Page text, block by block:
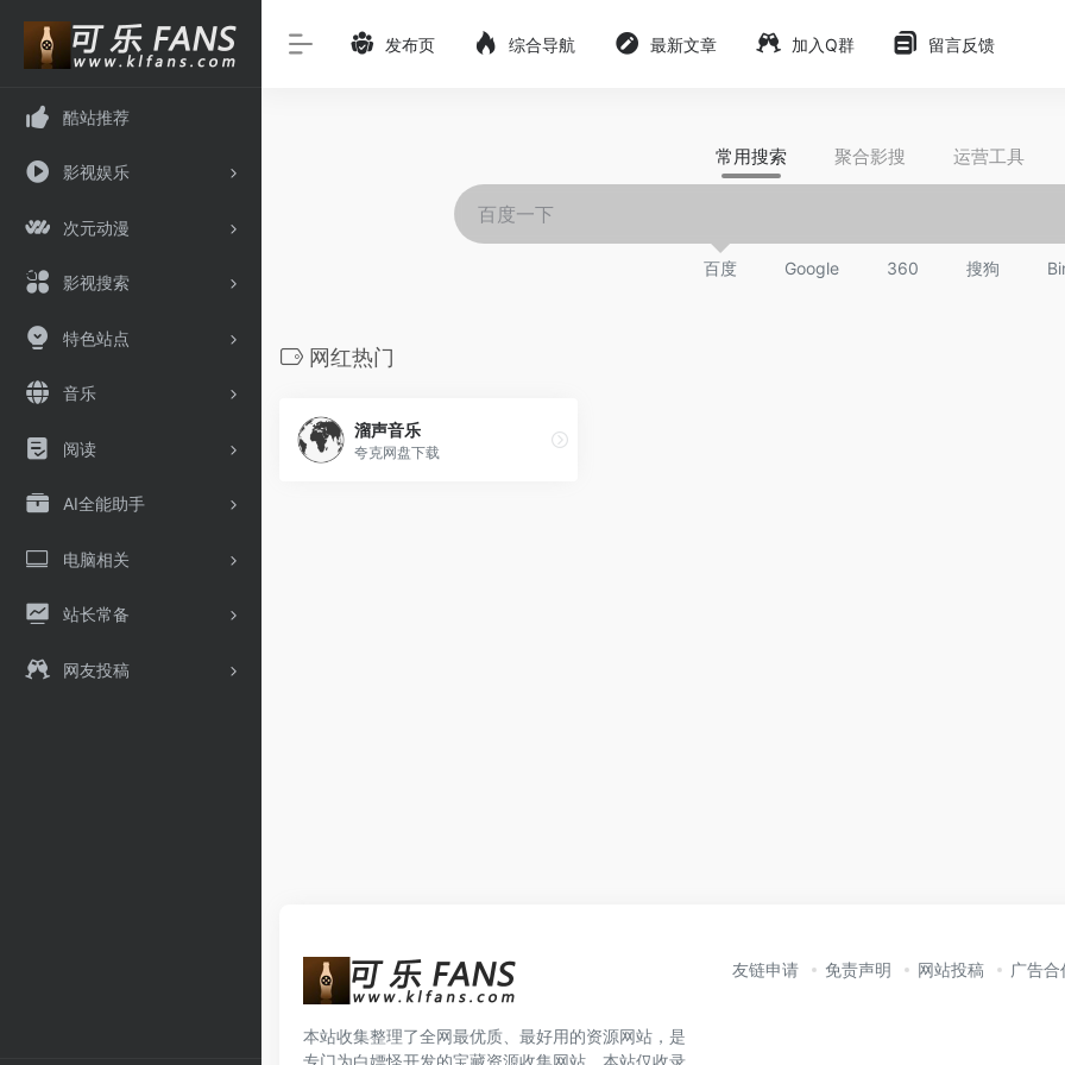
酷站推荐
影视娱乐
次元动漫
影视搜索
特色站点
音乐
阅读
AI全能助手
电脑相关
站长常备
网友投稿
发布页 综合导航 最新文章 加入Q群 留言反馈
常用搜索 聚合影搜 运营工具
百度 Google 360 搜狗
网红热门
溜声音乐
夸克网盘下载
本站收集整理了全网最优质、最好用的资源网站，是
专门为白嫖怪开发的宝藏资源收集网站。本站仅收录
友链申请 免责声明 网站投稿 广告合